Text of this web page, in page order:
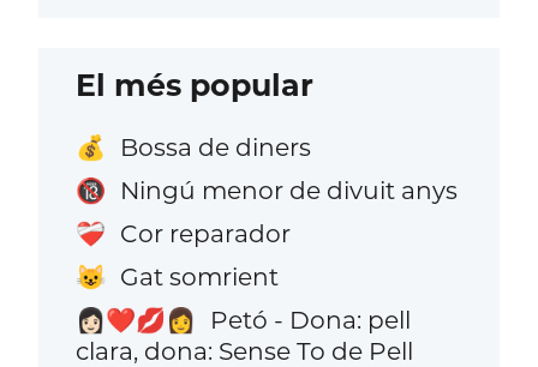
El més popular
💰 Bossa de diners
🔞 Ningú menor de divuit anys
❤️‍🩹 Cor reparador
😺 Gat somrient
👩🏻‍❤️‍💋‍👩
Petó - Dona: pell
clara, dona: Sense To de Pell